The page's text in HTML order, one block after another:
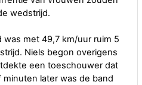
wedstrijd.
was met 49,7 km/uur ruim 5
Niels begon overigens
een toeschouwer dat
later was de band